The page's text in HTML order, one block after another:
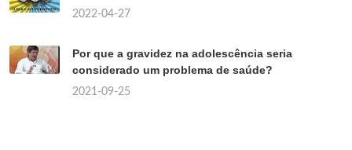
2022-04-27
Por que a gravidez na adolescência seria
considerado um problema de saúde?
2021-09-25